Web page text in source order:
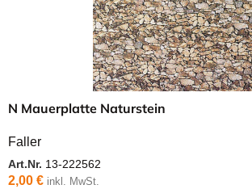
N Mauerplatte Naturstein
Faller
Art.Nr. 13-222562
2,00 € inkl. MwSt.